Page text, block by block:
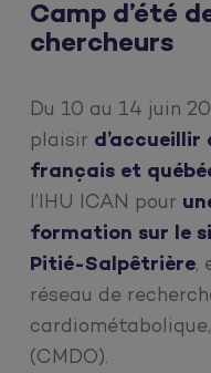
Camp d’été
chercheurs
Du 10 au 14 juin
plaisir d’accueillir
français et
l’IHU ICAN pour
formation sur le
Pitié-Salpêtrière,
réseau de
(CMDO).